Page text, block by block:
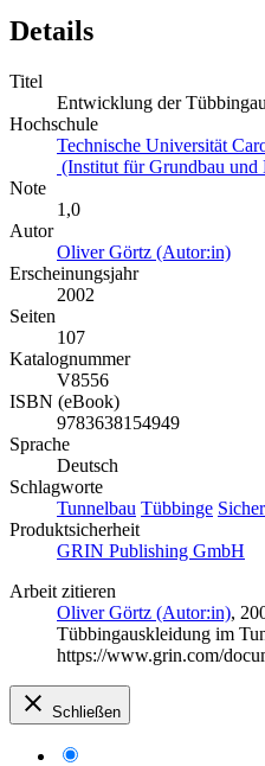
Details
Titel
Entwicklung der
Hochschule
Technische Universität
(Institut für Grundbau und
Note
1,0
Autor
Oliver Görtz (Autor:in)
Erscheinungsjahr
2002
Seiten
107
Katalognummer
V8556
ISBN (eBook)
9783638154949
Sprache
Deutsch
Schlagworte
Tunnelbau Tübbinge
Produktsicherheit
GRIN Publishing GmbH
Arbeit zitieren
Oliver Görtz (Autor:in),
Tübbingauskleidung im
https://www.grin.com/
Schließen